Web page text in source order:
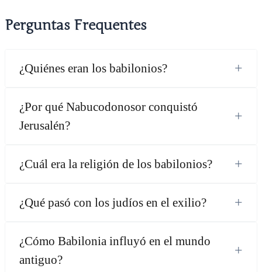
Perguntas Frequentes
¿Quiénes eran los babilonios? +
¿Por qué Nabucodonosor conquistó
Jerusalén?
+
¿Cuál era la religión de los babilonios? +
¿Qué pasó con los judíos en el exilio? +
¿Cómo Babilonia influyó en el mundo
antiguo?
+